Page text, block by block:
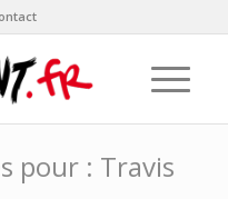
pour : Travis